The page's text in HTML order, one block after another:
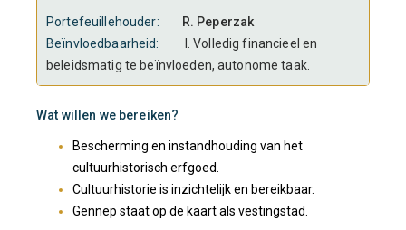
Portefeuillehouder:
R. Peperzak
Beïnvloedbaarheid:
I. Volledig financieel en
beleidsmatig te beïnvloeden, autonome taak.
Wat willen we bereiken?
Bescherming en instandhouding van het
cultuurhistorisch erfgoed.
Cultuurhistorie is inzichtelijk en bereikbaar.
Gennep staat op de kaart als vestingstad.